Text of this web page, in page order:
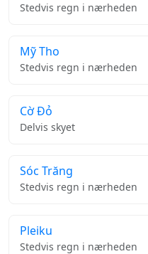
Stedvis regn i nærheden
Mỹ Tho
Stedvis regn i nærheden
Cờ Đỏ
Delvis skyet
Sóc Trăng
Stedvis regn i nærheden
Pleiku
Stedvis regn i nærheden